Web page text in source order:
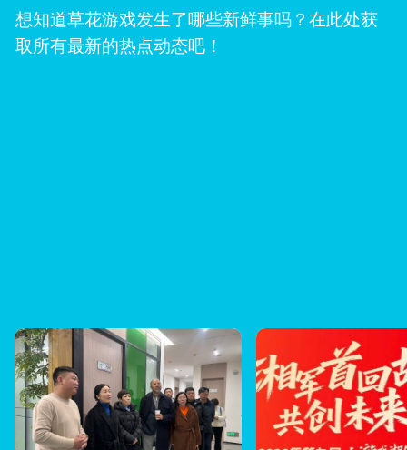
想知道草花游戏发生了哪些新鲜事吗？在此处获
取所有最新的热点动态吧！